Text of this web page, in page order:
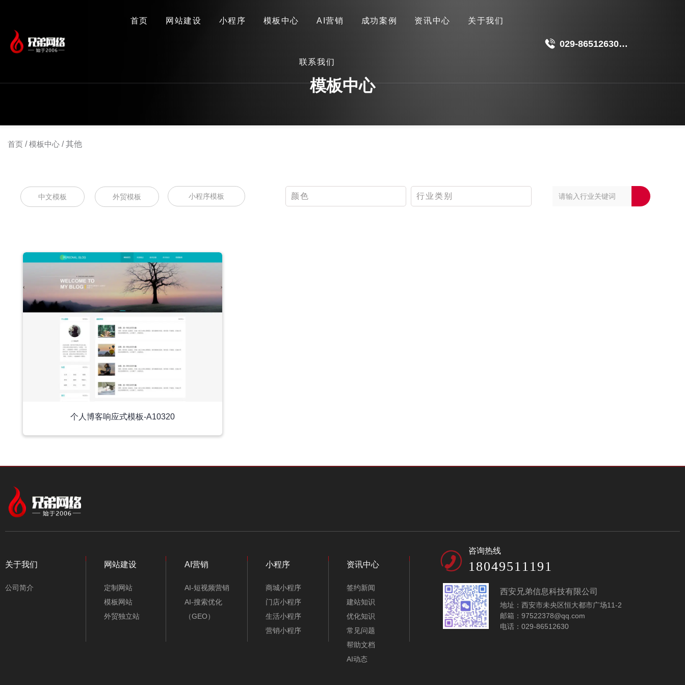
首页 网站建设 小程序 模板中心 AI营销 成功案例 资讯中心 关于我们
联系我们
029-86512630
首页 关于我们 网站建设 小程序 模板中心
模板中心
首页 /模板中心 /其他
中文模板 外贸模板 小程序模板 颜色 行业类别
个人博客响应式模板-A10320
中文模板
外贸模板
颜色
不限类别
A10320
关于我们
公司简介
网站建设
定制网站
模板网站
外贸独立站
AI营销
AI-短视频营销
AI-搜索优化
（GEO）
小程序
商城小程序
门店小程序
生活小程序
营销小程序
资讯中心
签约新闻
建站知识
优化知识
常见问题
帮助文档
AI动态
咨询热线
18049511191
西安兄弟信息科技有限公司
地址：西安市未央区恒大都市广场11-2
邮箱：97522378@qq.com
电话：029-86512630